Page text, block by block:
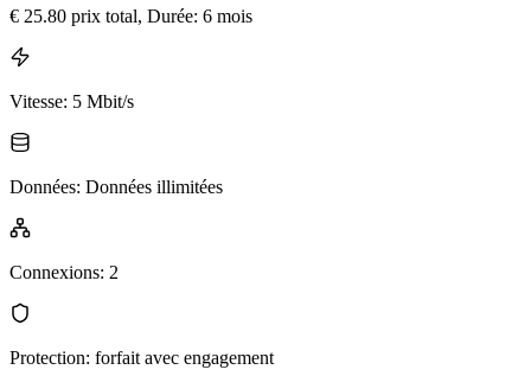
€ 25.80 prix total, Durée: 6 mois
Vitesse: 5 Mbit/s
Données: Données illimitées
Connexions: 2
Protection: forfait avec engagement